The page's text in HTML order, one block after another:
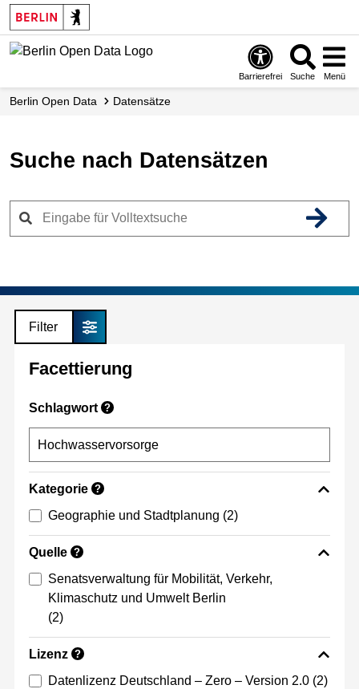
Skip
to
main
Barrierefrei Suche Menü
Berlin Open Data Datensätze
Suche nach Datensätzen
Filter
Facettierung
Schlagwort ?
Kategorie ?
Geographie und Stadtplanung (2)
Quelle ?
Senatsverwaltung für Mobilität, Verkehr,
Klimaschutz und Umwelt Berlin
(2)
Lizenz ?
Datenlizenz Deutschland – Zero – Version 2.0 (2)